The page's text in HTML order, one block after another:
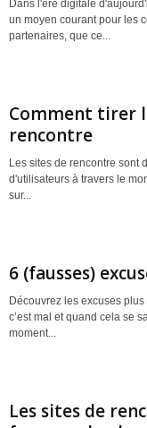
Dans l'ère digitale
un moyen courant pour les
partenaires, que ce...
Comment tirer
rencontre
Les sites de rencontre sont
d'utilisateurs à travers le
sur...
6 (fausses)
Découvrez les excuses
c’est mal et quand cela se
moment...
Les sites de